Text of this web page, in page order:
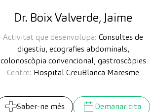
Dr. Boix Valverde, Jaime
Activitat que desenvolupa: Consultes de
digestiu, ecografies abdominals,
colonoscòpia convencional, gastroscòpies
Centre: Hospital CreuBlanca Maresme
Saber-ne més Demanar cita